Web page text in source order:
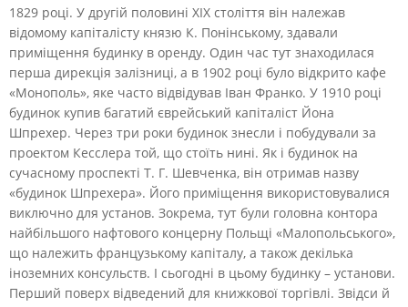
1829 році. У другій половині XIX століття він належав
відомому капіталісту князю К. Понінському, здавали
приміщення будинку в оренду. Один час тут знаходилася
перша дирекція залізниці, а в 1902 році було відкрито кафе
«Монополь», яке часто відвідував Іван Франко. У 1910 році
будинок купив багатий єврейський капіталіст Йона
Шпрехер. Через три роки будинок знесли і побудували за
проектом Кесслера той, що стоїть нині. Як і будинок на
сучасному проспекті Т. Г. Шевченка, він отримав назву
«будинок Шпрехера». Його приміщення використовувалися
виключно для установ. Зокрема, тут були головна контора
найбільшого нафтового концерну Польщі «Малопольського»,
що належить французькому капіталу, а також декілька
іноземних консульств. І сьогодні в цьому будинку – установи.
Перший поверх відведений для книжкової торгівлі. Звідси й